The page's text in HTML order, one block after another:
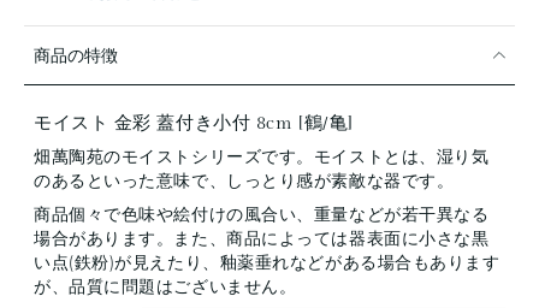
商品の特徴
モイスト 金彩 蓋付き小付 8cm [鶴/亀]
畑萬陶苑のモイストシリーズです。モイストとは、湿り気
のあるといった意味で、しっとり感が素敵な器です。
商品個々で色味や絵付けの風合い、重量などが若干異なる
場合があります。また、商品によっては器表面に小さな黒
い点(鉄粉)が見えたり、釉薬垂れなどがある場合もあります
が、品質に問題はございません。